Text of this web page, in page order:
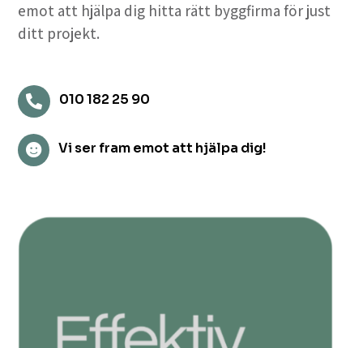
emot att hjälpa dig hitta rätt byggfirma för just
ditt projekt.
 010 182 25 90
 Vi ser fram emot att hjälpa dig!